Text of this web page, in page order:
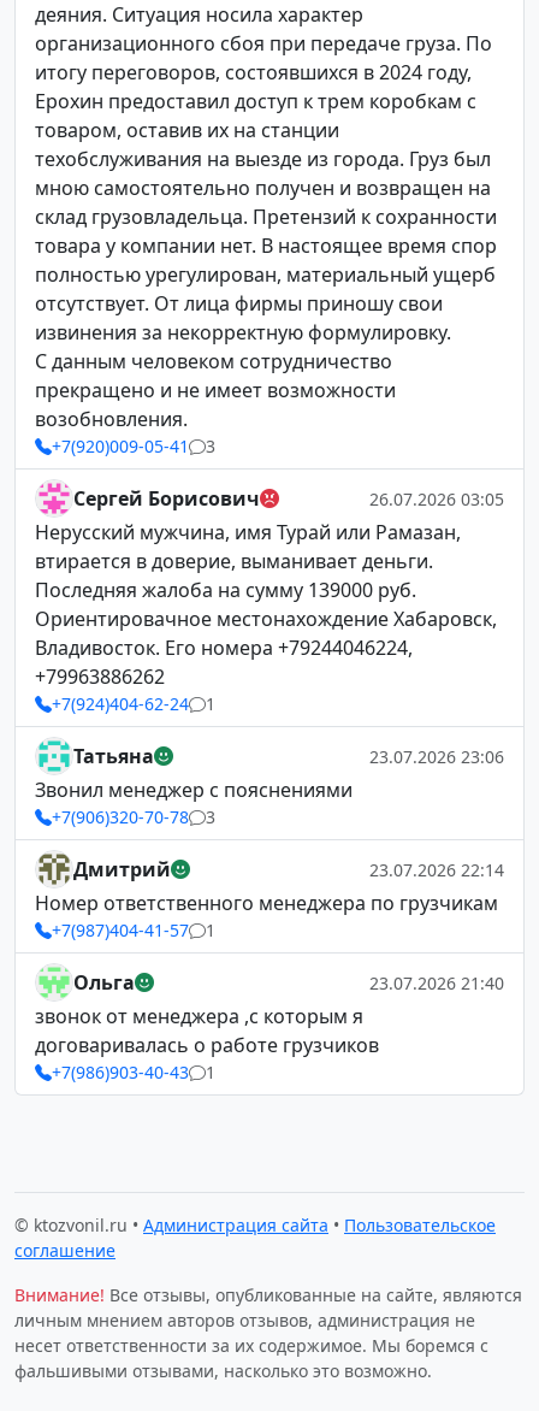
деяния. Ситуация носила характер
организационного сбоя при передаче груза. По
итогу переговоров, состоявшихся в 2024 году,
Ерохин предоставил доступ к трем коробкам с
товаром, оставив их на станции
техобслуживания на выезде из города. Груз был
мною самостоятельно получен и возвращен на
склад грузовладельца. Претензий к сохранности
товара у компании нет. В настоящее время спор
полностью урегулирован, материальный ущерб
отсутствует. От лица фирмы приношу свои
извинения за некорректную формулировку.
С данным человеком сотрудничество
прекращено и не имеет возможности
возобновления.
+7(920)009-05-41 3
Сергей Борисович 26.07.2026 03:05
Нерусский мужчина, имя Турай или Рамазан,
втирается в доверие, выманивает деньги.
Последняя жалоба на сумму 139000 руб.
Ориентировачное местонахождение Хабаровск,
Владивосток. Его номера +79244046224,
+79963886262
+7(924)404-62-24 1
Татьяна 23.07.2026 23:06
Звонил менеджер с пояснениями
+7(906)320-70-78 3
Дмитрий 23.07.2026 22:14
Номер ответственного менеджера по грузчикам
+7(987)404-41-57 1
Ольга 23.07.2026 21:40
звонок от менеджера ,с которым я
договаривалась о работе грузчиков
+7(986)903-40-43 1
© ktozvonil.ru • Администрация сайта • Пользовательское
соглашение
Внимание! Все отзывы, опубликованные на сайте, являются
личным мнением авторов отзывов, администрация не
несет ответственности за их содержимое. Мы боремся с
фальшивыми отзывами, насколько это возможно.